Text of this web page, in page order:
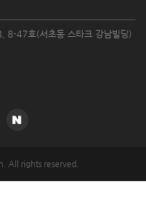
8-47호(서초동 스타크 강남빌딩)
All rights reserved.